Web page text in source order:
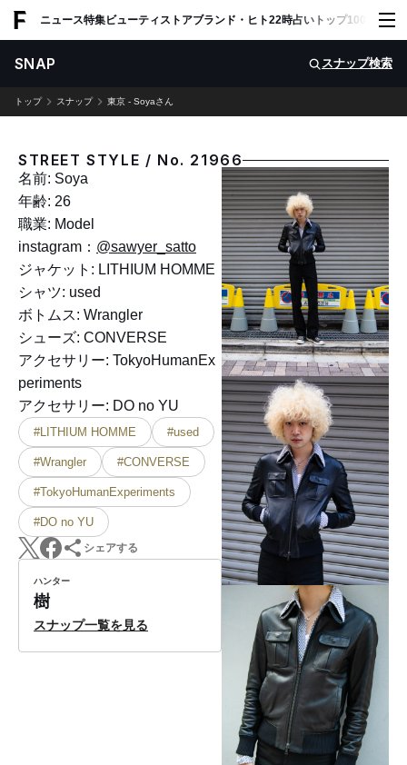
ニュース特集ビューティ ストアブランド・ヒト22時占い トップ100 スナッ
SNAP スナップ検索
トップ スナップ 東京 - Soyaさん
STREET STYLE / No. 21966
名前: Soya
年齢: 26
職業: Model
instagram： @sawyer_satto
ジャケット: LITHIUM HOMME
シャツ: used
ボトムス: Wrangler
シューズ: CONVERSE
アクセサリー: TokyoHumanEx
periments
アクセサリー: DO no YU
#LITHIUM HOMME #used
#Wrangler #CONVERSE
#TokyoHumanExperiments
#DO no YU
シェアする
ハンター
樹
スナップ一覧を見る